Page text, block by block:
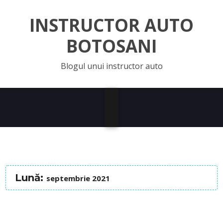
INSTRUCTOR AUTO
BOTOSANI
Blogul unui instructor auto
Lună: septembrie 2021